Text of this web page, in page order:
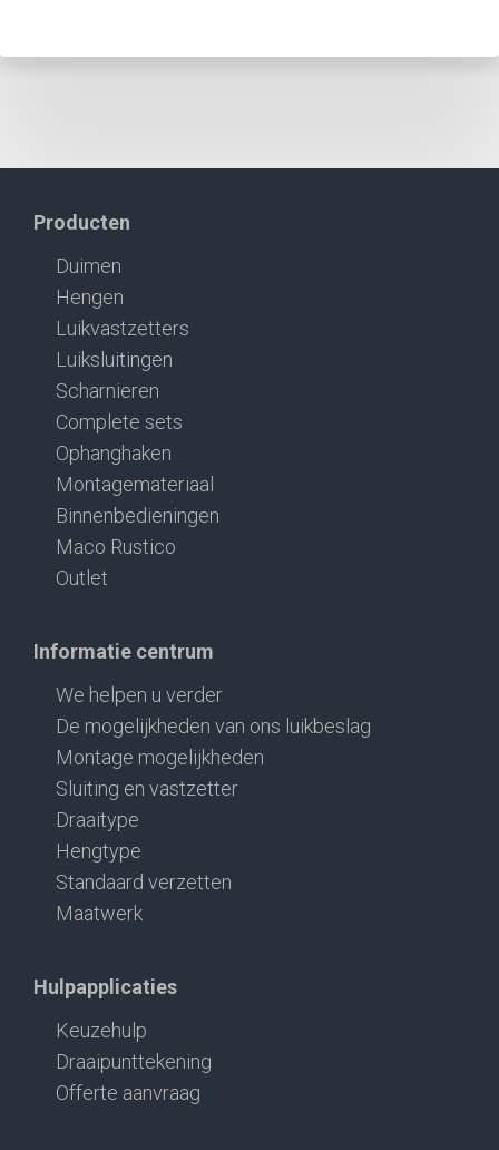
Producten
Duimen
Hengen
Luikvastzetters
Luiksluitingen
Scharnieren
Complete sets
Ophanghaken
Montagemateriaal
Binnenbedieningen
Maco Rustico
Outlet
Informatie centrum
We helpen u verder
De mogelijkheden van ons luikbeslag
Montage mogelijkheden
Sluiting en vastzetter
Draaitype
Hengtype
Standaard verzetten
Maatwerk
Hulpapplicaties
Keuzehulp
Draaipunttekening
Offerte aanvraag